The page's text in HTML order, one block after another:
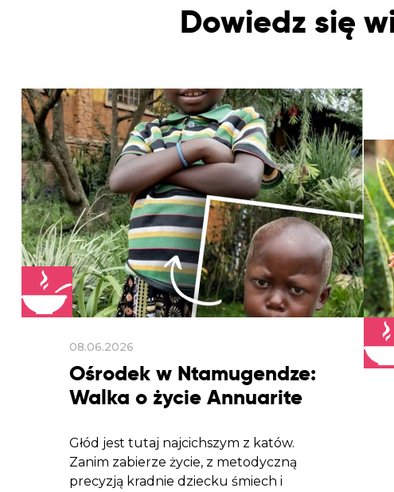
Dowiedz się
08.06.2026
Ośrodek w Ntamugendze:
Walka o życie Annuarite
Głód jest tutaj najcichszym z katów.
Zanim zabierze życie, z metodyczną
precyzją kradnie dziecku śmiech i